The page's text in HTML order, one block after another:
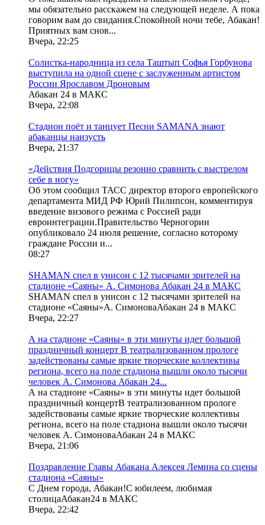
мы обязательно расскажем на следующей неделе. А пока
говорим вам до свидания.Спокойной ночи тебе, Абакан!
Приятных вам снов...
Вчера, 22:25
Солистка-народница из села Таштып Софья Горбунова
выступила на одной сцене с заслуженным артистом
России Ярославом Дроновым
Абакан 24 в МАКС
Вчера, 22:08
Стадион поёт и танцует Песни SAMANA знают
абаканцы наизусть
Вчера, 21:37
«Действия Подгорицы резонно сравнить с выстрелом
себе в ногу»
Об этом сообщил ТАСС директор второго европейского
департамента МИД РФ Юрий Пилипсон, комментируя
введение визового режима с Россией ради
евроинтеграции.Правительство Черногории
опубликовало 24 июля решение, согласно которому
граждане России и...
08:27
SHAMAN спел в унисон с 12 тысячами зрителей на
стадионе «Саяны» А. Симонова Абакан 24 в МАКС
SHAMAN спел в унисон с 12 тысячами зрителей на
стадионе «Саяны»А. СимоноваАбакан 24 в МАКС
Вчера, 22:27
А на стадионе «Саяны» в эти минуты идет большой
праздничный концерт В театрализованном прологе
задействованы самые яркие творческие коллективы
региона, всего на поле стадиона вышли около тысячи
человек А. Симонова Абакан 24...
А на стадионе «Саяны» в эти минуты идет большой
праздничный концертВ театрализованном прологе
задействованы самые яркие творческие коллективы
региона, всего на поле стадиона вышли около тысячи
человек А. СимоноваАбакан 24 в МАКС
Вчера, 21:06
Поздравление Главы Абакана Алексея Лемина со сцены
стадиона «Саяны»
С Днем города, Абакан!С юбилеем, любимая
столицаАбакан24 в МАКС
Вчера, 22:42